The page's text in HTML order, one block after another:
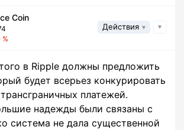
Coin
Действия
в Ripple должны предложить
будет всерьез конкурировать
платежей.
надежды были связаны с
система не дала существенной